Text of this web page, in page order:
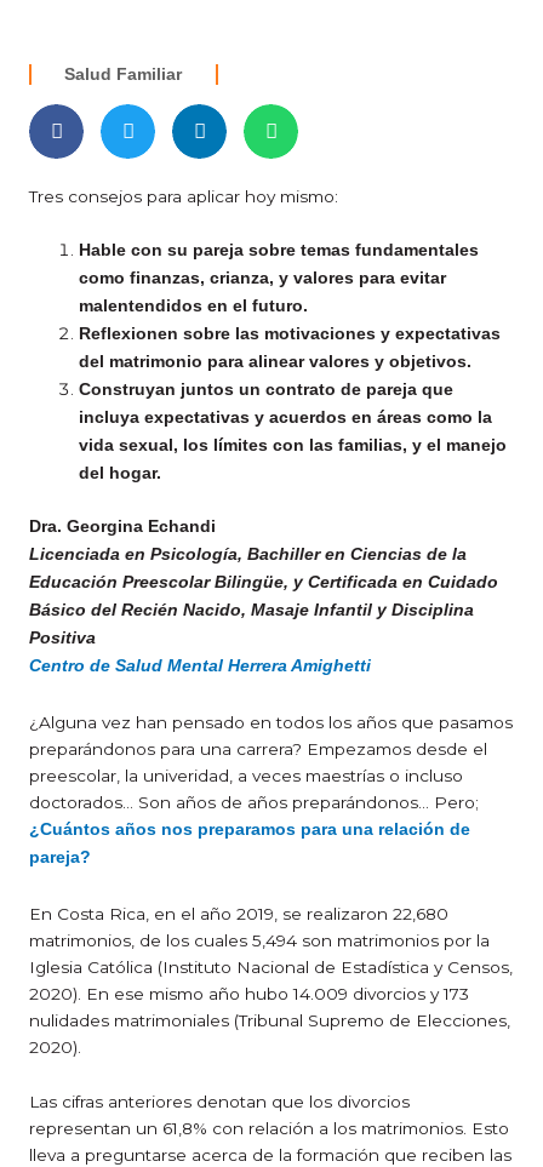
Salud Familiar
Tres consejos para aplicar hoy mismo:
Hable con su pareja sobre temas fundamentales
como finanzas, crianza, y valores para evitar
malentendidos en el futuro.
Reflexionen sobre las motivaciones y expectativas
del matrimonio para alinear valores y objetivos.
Construyan juntos un contrato de pareja que
incluya expectativas y acuerdos en áreas como la
vida sexual, los límites con las familias, y el manejo
del hogar.
Dra. Georgina Echandi
Licenciada en Psicología, Bachiller en Ciencias de la
Educación Preescolar Bilingüe, y Certificada en Cuidado
Básico del Recién Nacido, Masaje Infantil y Disciplina
Positiva
Centro de Salud Mental Herrera Amighetti
¿Alguna vez han pensado en todos los años que pasamos
preparándonos para una carrera? Empezamos desde el
preescolar, la univeridad, a veces maestrías o incluso
doctorados… Son años de años preparándonos… Pero;
¿Cuántos años nos preparamos para una relación de
pareja?
En Costa Rica, en el año 2019, se realizaron 22,680
matrimonios, de los cuales 5,494 son matrimonios por la
Iglesia Católica (Instituto Nacional de Estadística y Censos,
2020). En ese mismo año hubo 14.009 divorcios y 173
nulidades matrimoniales (Tribunal Supremo de Elecciones,
2020).
Las cifras anteriores denotan que los divorcios
representan un 61,8% con relación a los matrimonios. Esto
lleva a preguntarse acerca de la formación que reciben las